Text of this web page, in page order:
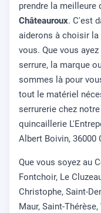
prendre la
Châteauroux. C'est
aiderons à choisir
vous. Que vous
serrure, la marque
sommes là pour
tout le matériel
serrurerie chez
quincaillerie
Albert Boivin, 36000
Que vous soyez au
Fontchoir, Le
Christophe, Saint-
Maur, Saint-